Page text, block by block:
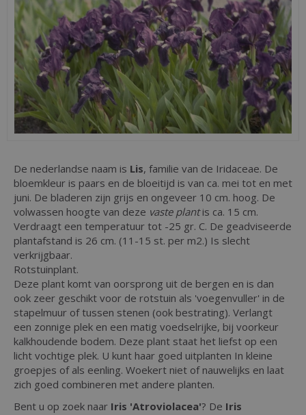
De nederlandse naam is Lis, familie van de Iridaceae. De
bloemkleur is paars en de bloeitijd is van ca. mei tot en met
juni. De bladeren zijn grijs en ongeveer 10 cm. hoog. De
volwassen hoogte van deze vaste plantis ca. 15 cm.
Verdraagt een temperatuur tot -25 gr. C. De geadviseerde
plantafstand is 26 cm. (11-15 st. per m2.) Is slecht
verkrijgbaar.
Rotstuinplant.
Deze plant komt van oorsprong uit de bergen en is dan
ook zeer geschikt voor de rotstuin als 'voegenvuller' in de
stapelmuur of tussen stenen (ook bestrating). Verlangt
een zonnige plek en een matig voedselrijke, bij voorkeur
kalkhoudende bodem. Deze plant staat het liefst op een
licht vochtige plek. U kunt haar goed uitplanten In kleine
groepjes of als eenling. Woekert niet of nauwelijks en laat
zich goed combineren met andere planten.
Bent u op zoek naar Iris 'Atroviolacea'? De Iris